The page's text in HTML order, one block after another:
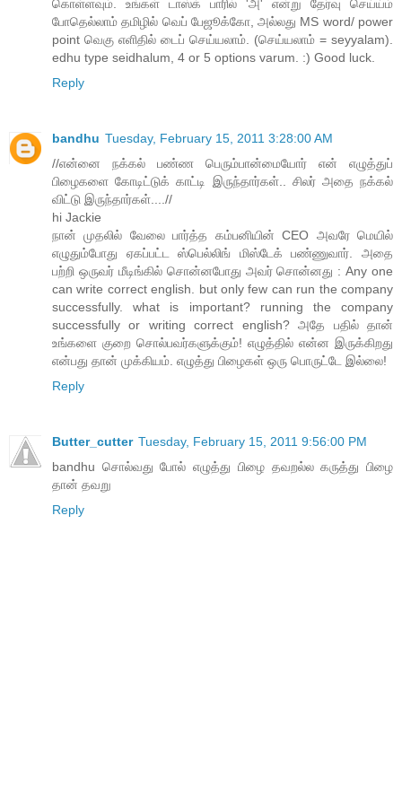
கொள்ளவும். உங்கள் டாஸ்க் பாரில் 'அ' என்று தேர்வு செய்ய்ம்
போதெல்லாம் தமிழில் வெப் பேஜூக்கோ, அல்லது MS word/ power
point வெகு எளிதில் டைப் செய்யலாம். (செய்யலாம் = seyyalam).
edhu type seidhalum, 4 or 5 options varum. :) Good luck.
Reply
bandhu Tuesday, February 15, 2011 3:28:00 AM
//என்னை நக்கல் பண்ண பெரும்பான்மையோர் என் எழுத்துப்
பிழைகளை கோடிட்டுக் காட்டி இருந்தார்கள்.. சிலர் அதை நக்கல்
விட்டு இருந்தார்கள்....//
hi Jackie
நான் முதலில் வேலை பார்த்த கம்பனியின் CEO அவரே மெயில்
எழுதும்போது ஏகப்பட்ட ஸ்பெல்லிங் மிஸ்டேக் பண்ணுவார். அதை
பற்றி ஒருவர் மீடிங்கில் சொன்னபோது அவர் சொன்னது : Any one
can write correct english. but only few can run the company
successfully. what is important? running the company
successfully or writing correct english? அதே பதில் தான்
உங்களை குறை சொல்பவர்களுக்கும்! எழுத்தில் என்ன இருக்கிறது
என்பது தான் முக்கியம். எழுத்து பிழைகள் ஒரு பொருட்டே இல்லை!
Reply
Butter_cutter Tuesday, February 15, 2011 9:56:00 PM
bandhu சொல்வது போல் எழுத்து பிழை தவறல்ல கருத்து பிழை
தான் தவறு
Reply